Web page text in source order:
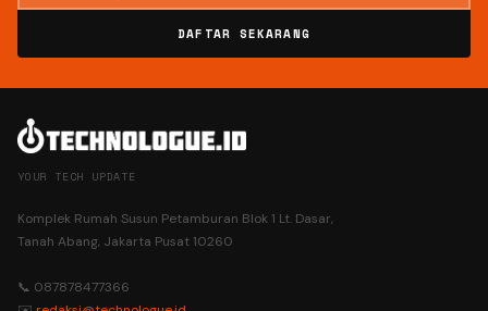
DAFTAR SEKARANG
YOUR TECH UPDATE
Komplek Rumah Susun Petamburan Blok 1 Lt. Dasar,
Tanah Abang, Jakarta Pusat 10260
📞 087878477366